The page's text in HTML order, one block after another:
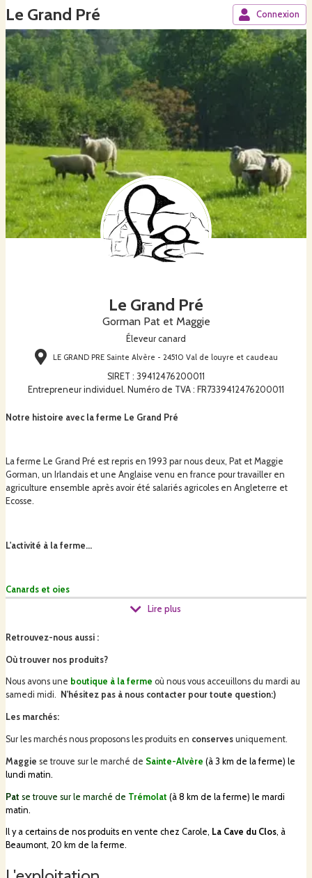
Le Grand Pré Connexion
Le Grand Pré
Gorman Pat et Maggie
Éleveur canard
LE GRAND PRE Sainte Alvère - 24510 Val de louyre et caudeau
SIRET : 39412476200011
Entrepreneur individuel. Numéro de TVA : FR7339412476200011
Notre histoire avec la ferme Le Grand Pré
La ferme Le Grand Pré est repris en 1993 par nous deux, Pat et Maggie
Gorman, un Irlandais et une Anglaise venu en france pour travailler en
agriculture ensemble après avoir été salariés agricoles en Angleterre et
Ecosse.
L'activité à la ferme...
Canards et oies
Au Grand Pré nous sommes tous les deux à s'occuper de tous les aspects de
surface de 19 Ha, dont 11 Ha en prairie et parcours et 8 Ha en bois. L'activité
d'oie et canardet la vente de laviande frais. En cours de l'année nous
élevons 850 canetons à partir de 1 jour d'âge, et 200 oies à partir du 16
semaines.Tous
Poulets
Nous élevons les poulets en plein air toute l'année, pour proposer des beaux
poulets à
Lire plus
Retrouvez-nous aussi :
Où trouver nos produits?
Nous avons une boutique à la ferme où nous vous acceuillons du mardi au
samedi midi. N'hésitez pas à nous contacter pour toute question:)
Les marchés:
Sur les marchés nous proposons les produits en conserves uniquement.
Maggie se trouve sur le marché de Sainte-Alvère (à 3 km de la ferme) le
lundi matin.
Pat se trouve sur le marché de Trémolat (à 8 km de la ferme) le mardi
matin.
Il y a certains de nos produits en vente chez Carole, La Cave du Clos, à
Beaumont, 20 km de la ferme.